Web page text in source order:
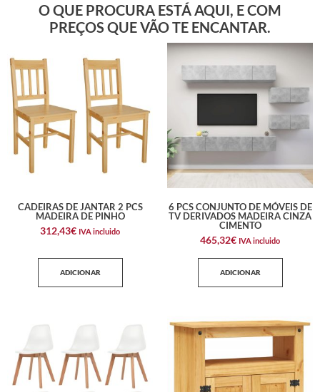
O QUE PROCURA ESTÁ AQUI, E COM
PREÇOS QUE VÃO TE ENCANTAR.
CADEIRAS DE JANTAR 2 PCS
MADEIRA DE PINHO
312,43€ IVA incluido
ADICIONAR
6 PCS CONJUNTO DE MÓVEIS DE
TV DERIVADOS MADEIRA CINZA
CIMENTO
465,32€ IVA incluido
ADICIONAR